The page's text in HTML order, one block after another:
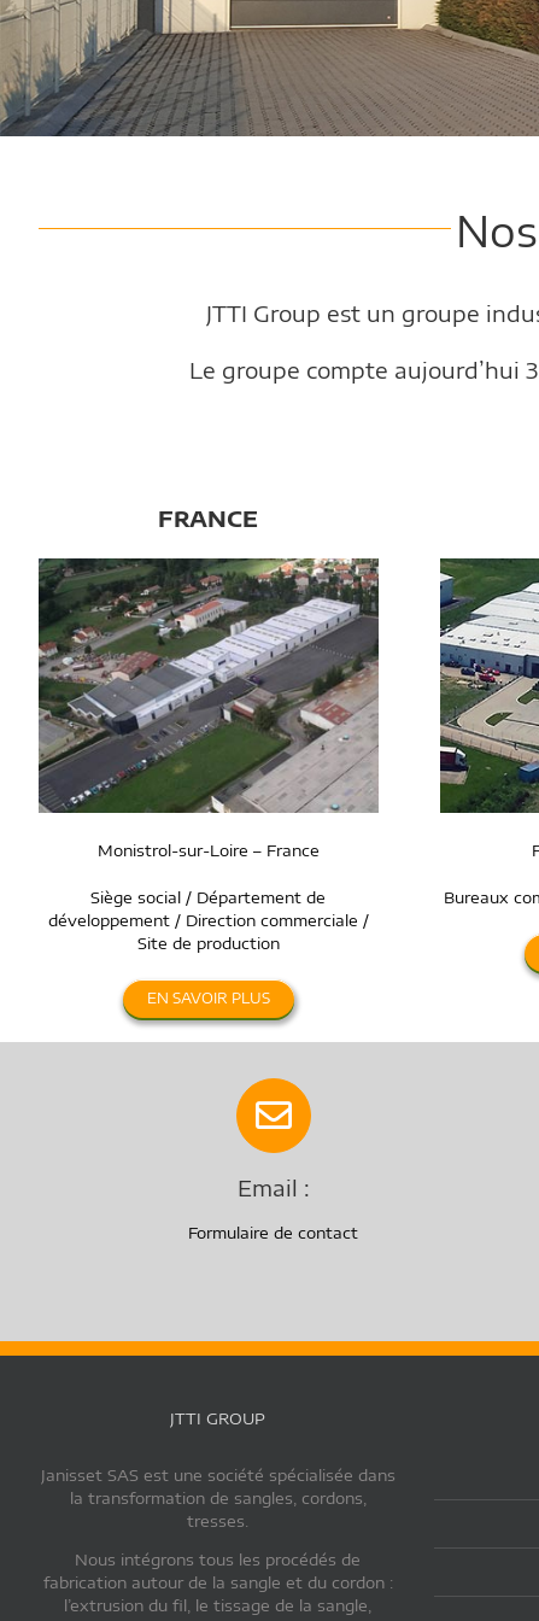
JTTI Group est un groupe
Le groupe compte aujourd’hui
FRANCE
Monistrol-sur-Loire – France
Siège social / Département de
développement / Direction commerciale /
Site de production
EN SAVOIR PLUS
Bureaux
Email :
Formulaire de contact
JTTI GROUP
Janisset SAS est une société spécialisée dans
la transformation de sangles, cordons,
tresses.
Nous intégrons tous les procédés de
fabrication autour de la sangle et du cordon :
l’extrusion du fil, le tissage de la sangle,